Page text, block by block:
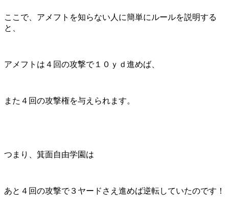
ここで、アメフトを知らない人に簡単にルールを説明する
と、
アメフトは４回の攻撃で１０ｙｄ進めば、
また４回の攻撃権を与えられます。
つまり、箕面自由学園は
あと４回の攻撃で３ヤードさえ進めば逆転していたのです！